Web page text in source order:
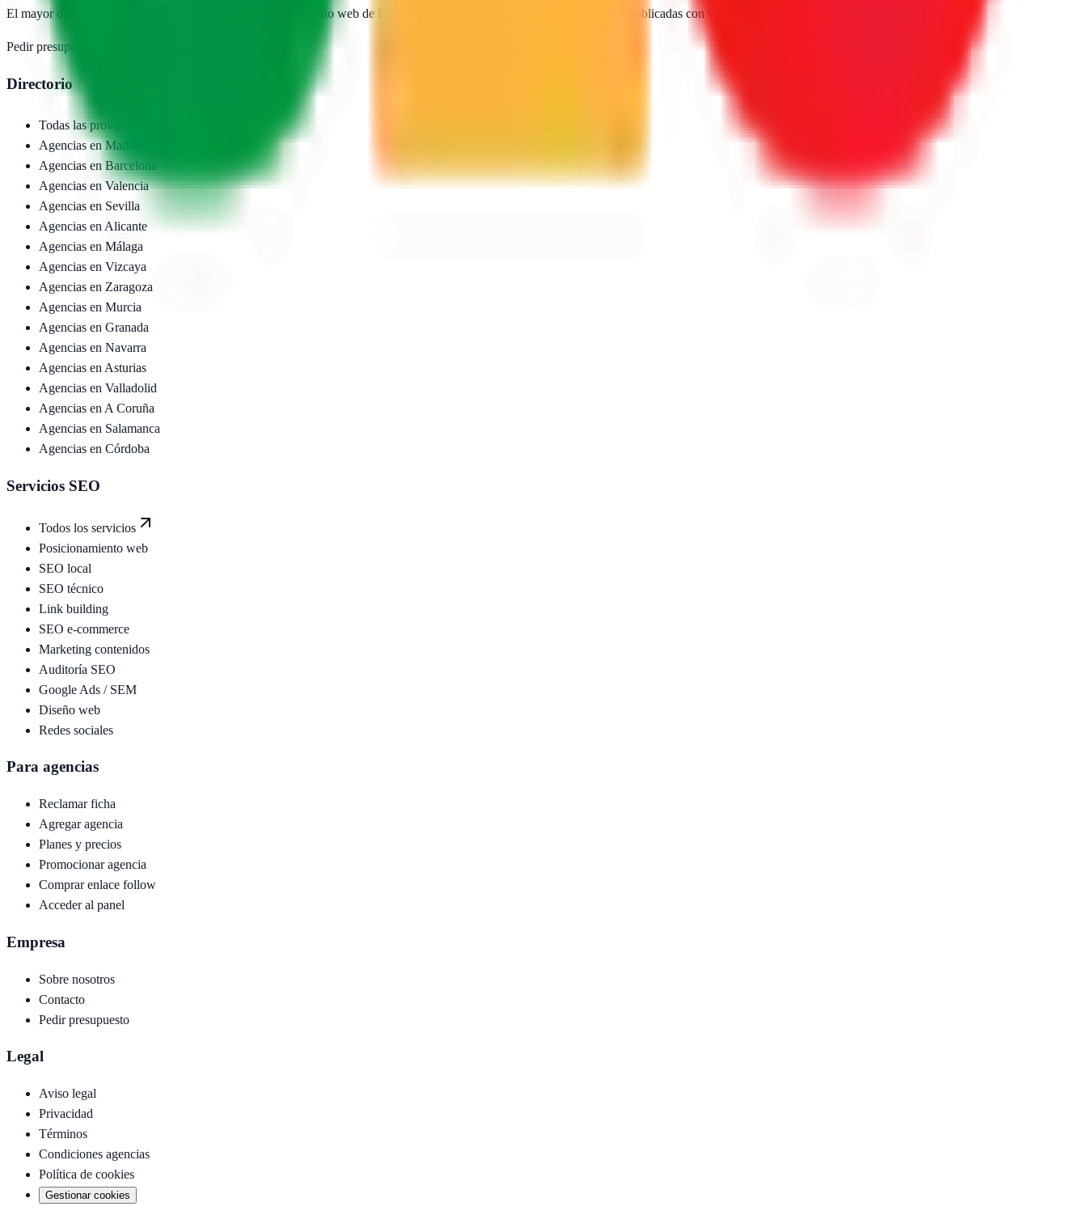
El mayor directorio de agencias SEO, marketing digital y diseño web de España. Encuentra, compara y contacta agencias publicadas con valoraciones reales de Google.
Pedir presupuesto →
Directorio
Todas las provincias
Agencias enMadrid
Agencias en Barcelona
Agencias enValencia
Agencias en Sevilla
Agencias en Alicante
Agencias en Málaga
Agencias en Vizcaya
Agencias en Zaragoza
Agencias en Murcia
Agencias en Granada
Agencias en Navarra
Agencias en Asturias
Agencias en Valladolid
Agencias en A Coruña
Agencias en Salamanca
Agencias en Córdoba
Servicios SEO
Todos los servicios
Posicionamiento web
SEO local
SEO técnico
Link building
SEO e-commerce
Marketing contenidos
Auditoría SEO
Google Ads / SEM
Diseño web
Redes sociales
Para agencias
Reclamar ficha
Agregar agencia
Planes y precios
Promocionar agencia
Comprar enlace follow
Acceder al panel
Empresa
Sobre nosotros
Contacto
Pedir presupuesto
Legal
Aviso legal
Privacidad
Términos
Condiciones agencias
Política de cookies
Gestionar cookies